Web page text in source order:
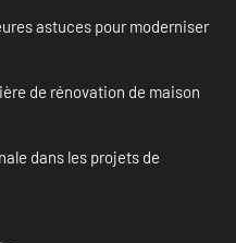
astuces pour moderniser
de rénovation de maison
dans les projets de